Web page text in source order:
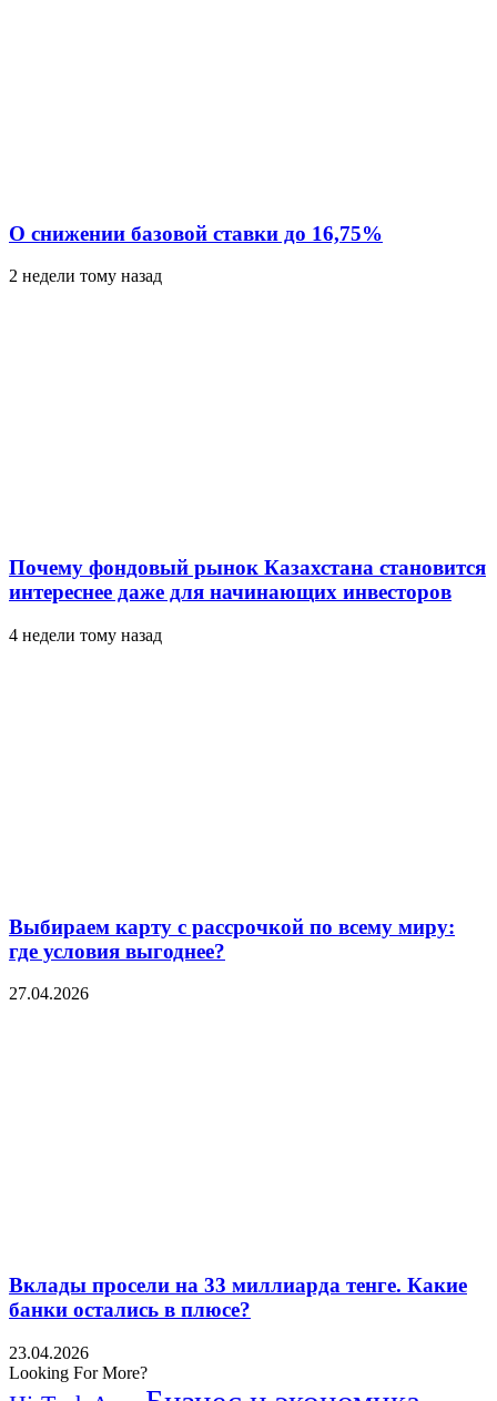
О снижении базовой ставки до 16,75%
2 недели тому назад
Почему фондовый рынок Казахстана становится
интереснее даже для начинающих инвесторов
4 недели тому назад
Выбираем карту с рассрочкой по всему миру:
где условия выгоднее?
27.04.2026
Вклады просели на 33 миллиарда тенге. Какие
банки остались в плюсе?
23.04.2026
Looking For More?